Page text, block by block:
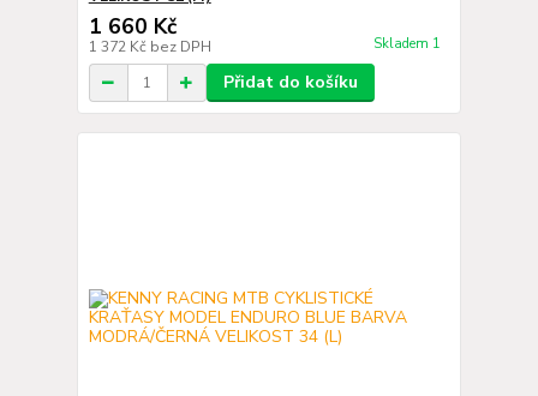
1 660 Kč
1 372 Kč bez DPH Skladem 1
Přidat do košíku